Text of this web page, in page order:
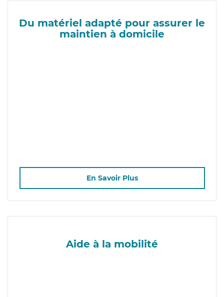
Du matériel adapté pour assurer le
maintien à domicile
En Savoir Plus
Aide à la mobilité